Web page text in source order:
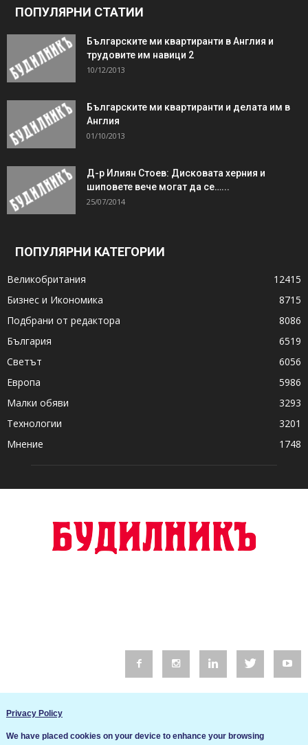
ПОПУЛЯРНИ СТАТИИ
Българските ми квартиранти в Англия и
трудовите им навици 2
10/12/2013
Българските ми квартиранти и делата им в
Англия
01/10/2013
Д-р Илиян Стоев: Дисковата херния и
шиповете вече могат да се…...
25/07/2014
ПОПУЛЯРНИ КАТЕГОРИИ
Великобритания
12415
Бизнес и Икономика
8715
Подбрани от редактора
8086
България
6519
Светът
6056
Европа
5986
Малки обяви
3293
Технологии
3201
Мнение
1748
Privacy Policy
We have placed cookies on your device to enhance your browsing